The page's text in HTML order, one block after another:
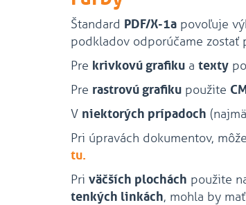
Štandard PDF/X-1a povoľuje
podkladov odporúčame zostať
Pre krivkovú grafiku a texty
Pre rastrovú grafiku použite
V niektorých prípadoch
Pri úpravách dokumentov,
tu.
Pri väčších plochách použite
tenkých linkách, mohla by